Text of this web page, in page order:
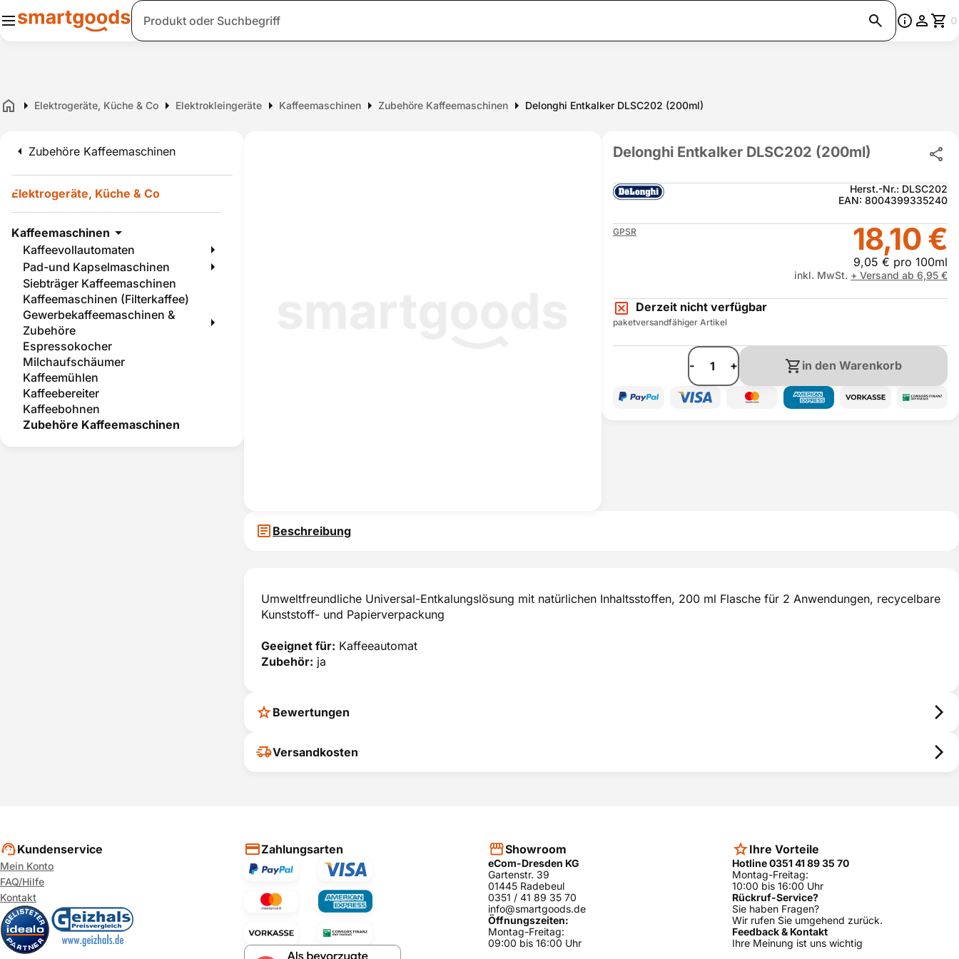
Suche 0
Home Elektrogeräte, Küche & Co Elektrokleingeräte Kaffeemaschinen Zubehöre Kaffeemaschinen Delonghi Entkalker DLSC202 (200ml)
Zubehöre Kaffeemaschinen
Elektrogeräte, Küche & Co
Kaffeemaschinen
Kaffeevollautomaten
Pad-und Kapselmaschinen
Siebträger Kaffeemaschinen
Kaffeemaschinen (Filterkaffee)
Gewerbekaffeemaschinen &
Zubehöre
Espressokocher
Milchaufschäumer
Kaffeemühlen
Kaffeebereiter
Kaffeebohnen
Zubehöre Kaffeemaschinen
Delonghi Entkalker DLSC202 (200ml)
Herst.-Nr.: DLSC202
EAN: 8004399335240
GPSR 18,10 €
9,05 € pro 100ml
inkl. MwSt. + Versand ab 6,95 €
Derzeit nicht verfügbar
paketversandfähiger Artikel
- + in den Warenkorb
Beschreibung
Umweltfreundliche Universal-Entkalungslösung mit natürlichen Inhaltsstoffen, 200 ml Flasche für 2 Anwendungen, recycelbare
Kunststoff- und Papierverpackung
Geeignet für: Kaffeeautomat
Zubehör: ja
Bewertungen
Ihr Feedback hilft uns, uns ständig zu
Versandkosten
Kundenservice
Mein Konto
FAQ/Hilfe
Kontakt
Zahlungsarten Showroom
eCom-Dresden KG
Gartenstr. 39
01445 Radebeul
0351 / 41 89 35 70
info@smartgoods.de
Öffnungszeiten:
Montag-Freitag:
09:00 bis 16:00 Uhr
Ihre Vorteile
Hotline 0351 41 89 35 70
Montag-Freitag:
10:00 bis 16:00 Uhr
Rückruf-Service?
Sie haben Fragen?
Wir rufen Sie umgehend zurück.
Feedback & Kontakt
Ihre Meinung ist uns wichtig